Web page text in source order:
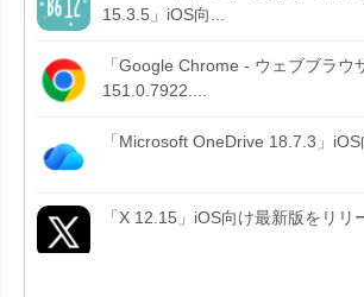
15.3.5」iOS向...
「Google Chrome - ウェブブラウ
151.0.7922....
「Microsoft OneDrive 18.7.3」iOS
「X 12.15」iOS向け最新版をリリ